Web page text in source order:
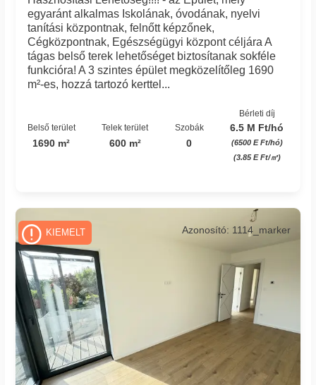
egyaránt alkalmas Iskolának, óvodának, nyelvi
tanítási központnak, felnőtt képzőnek,
Cégközpontnak, Egészségügyi központ céljára A
tágas belső terek lehetőséget biztosítanak sokféle
funkcióra! A 3 szintes épület megközelítőleg 1690
m²-es, hozzá tartozó kerttel...
Belső terület
1690 m²
Telek terület
600 m²
Szobák
0
Bérleti díj
6.5 M Ft/hó
(6500 E Ft/hó)
(3.85 E Ft/㎡)
Azonosító: 1114_marker
KIEMELT